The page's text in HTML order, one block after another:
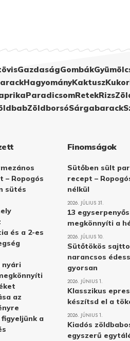
GazdaságGombák
HagyományKaktusz
ParadicsomRetekRizs
ZöldborsóSárgabarack
– Ropogós
sütés
és a 2-es
nyári
az
a
Finomságok
Sütőben sült
recept –
nélkül
2026. JÚLIUS 31.
13
megkönnyíti a
2026. JÚLIUS 10.
Sütőtökös
narancsos
gyorsan
2026. JÚNIUS 1.
Klasszikus
készítsd el a
2026. JÚNIUS 1.
Kiadós
egyszerű